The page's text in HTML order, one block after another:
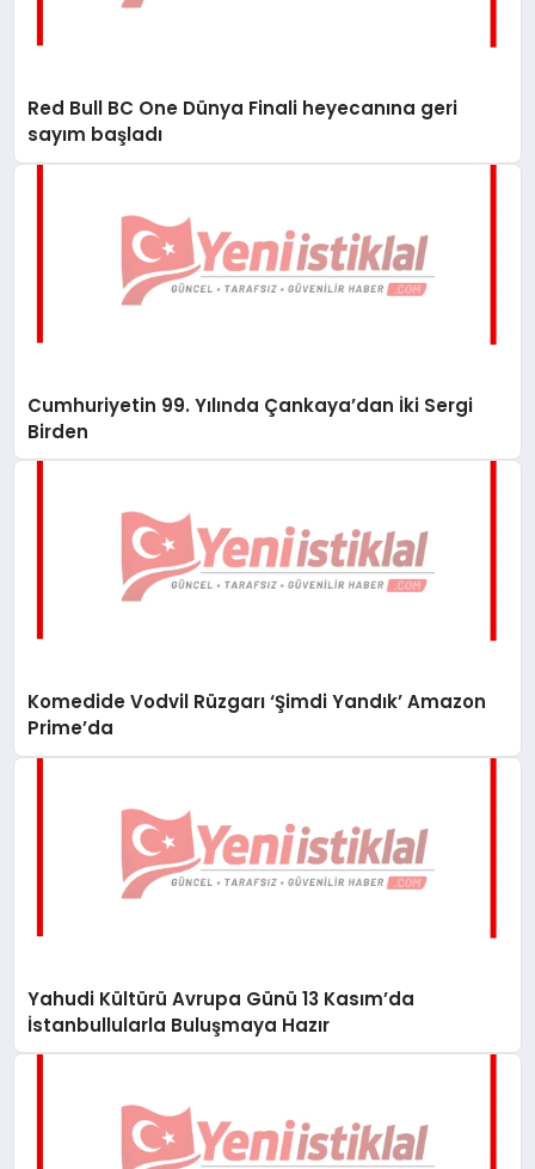
Red Bull BC One Dünya Finali heyecanına geri
sayım başladı
Cumhuriyetin 99. Yılında Çankaya’dan İki Sergi
Birden
Komedide Vodvil Rüzgarı ‘Şimdi Yandık’ Amazon
Prime’da
Yahudi Kültürü Avrupa Günü 13 Kasım’da
İstanbullularla Buluşmaya Hazır